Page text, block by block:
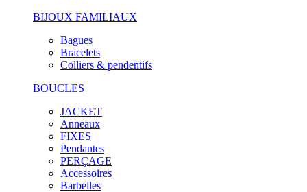
BIJOUX FAMILIAUX
Bagues
Bracelets
Colliers & pendentifs
BOUCLES
JACKET
Anneaux
FIXES
Pendantes
PERÇAGE
Accessoires
Barbelles